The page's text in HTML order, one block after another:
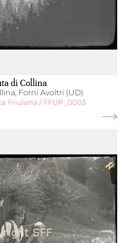
di Collina
Forni Avoltri (UD)
Friulana / FFUP_0003